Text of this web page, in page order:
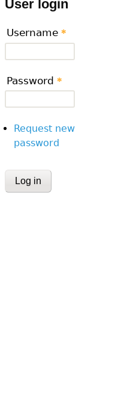
User login
Username *
Password *
Request new
password
CAPTCHA